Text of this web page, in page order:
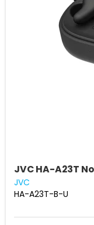
JVC HA-A23T
JVC
HA-A23T-B-U